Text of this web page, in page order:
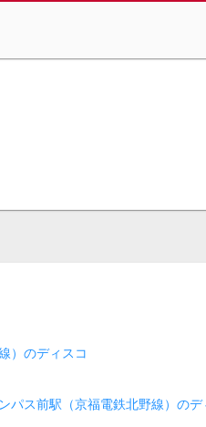
）のディスコ
パス前駅（京福電鉄北野線）のデ